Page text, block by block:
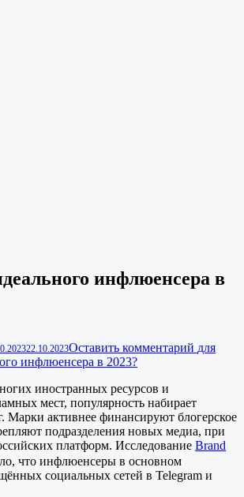
инфлюенсера в
22.10.2023Оставить комментарий для
инфлюенсера в 2023?
иностранных ресурсов и
мест, популярность набирает
Марки активнее финансируют блогерское
подразделения новых медиа, при
платформ. Исследование Brand
что инфлюенсеры в основном
социальных сетей в Telegram и